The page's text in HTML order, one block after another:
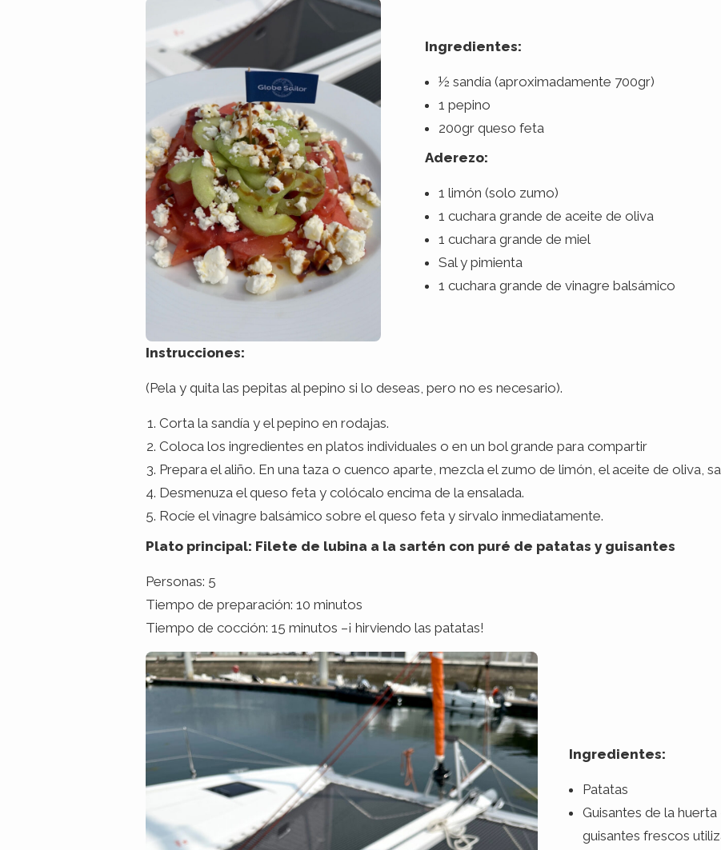
Ingredientes:
½ sandía (aproximadamente 700gr)
1 pepino
200gr queso feta
Aderezo:
1 limón (solo zumo)
1 cuchara grande de aceite de oliva
1 cuchara grande de miel
Sal y pimienta
1 cuchara grande de vinagre balsámico
Instrucciones:
(Pela y quita las pepitas al pepino si lo deseas, pero no es necesario).
Corta la sandía y el pepino en rodajas.
Coloca los ingredientes en platos individuales o en un bol grande para compartir
Prepara el aliño. En una taza o cuenco aparte, mezcla el zumo de limón, el aceite de oliva,
Desmenuza el queso feta y colócalo encima de la ensalada.
Rocíe el vinagre balsámico sobre el queso feta y sirvalo inmediatamente.
Plato principal: Filete de lubina a la sartén con puré de patatas y guisantes
Personas: 5
Tiempo de preparación: 10 minutos
Tiempo de cocción: 15 minutos –¡ hirviendo las patatas!
Ingredientes:
Patatas
Guisantes de la
guisantes frescos